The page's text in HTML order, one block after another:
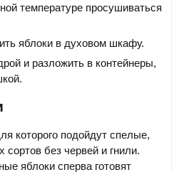
температуре просушиваться
яблоки в духовом шкафу.
и разложить в контейнеры,
которого подойдут спелые,
без червей и гнили.
яблоки сперва готовят